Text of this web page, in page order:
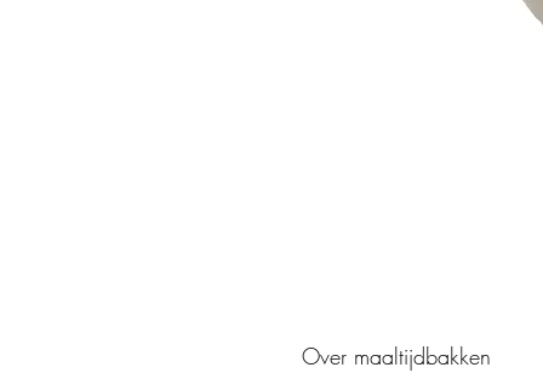
Over maaltijdbakken